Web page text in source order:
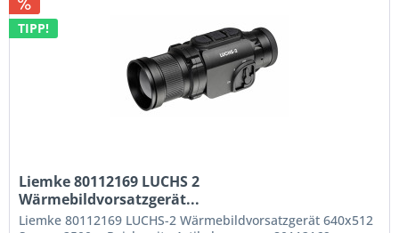
TIPP!
Liemke 80112169 LUCHS 2
Wärmebildvorsatzgerät...
Liemke 80112169 LUCHS-2 Wärmebildvorsatzgerät 640x512